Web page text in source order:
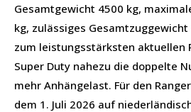
Gesamtgewicht 4500 kg,
kg, zulässiges
zum leistungsstärksten aktuellen
Super Duty nahezu die doppelte
mehr Anhängelast. Für den
dem 1. Juli 2026 auf